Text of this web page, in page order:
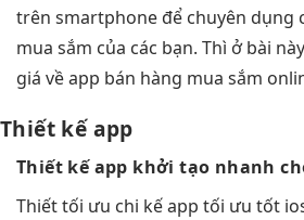
trên smartphone để chuyên dụng
mua sắm của các bạn. Thì ở bài
giá về app bán hàng mua sắm
Thiết kế app
Thiết kếapp khởi tạo nhanh
Thiếttối ưu chi kế app tối ưu tốt